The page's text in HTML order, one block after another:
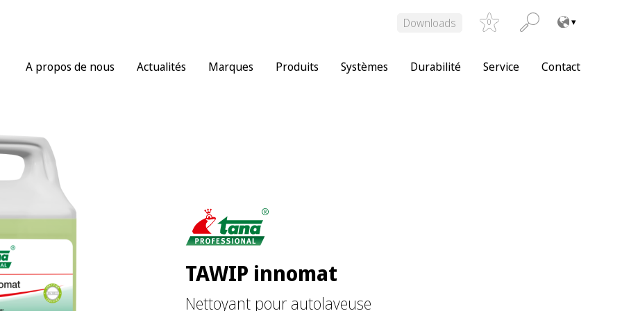
Downloads 0
A propos de nous Actualités Marques Produits Systèmes Durabilité Service Contact
TAWIP innomat
Nettoyant pour autolaveuse